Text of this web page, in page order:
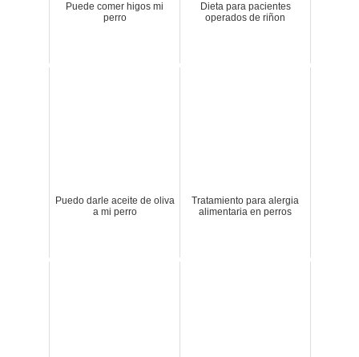
Puede comer higos mi
perro
Dieta para pacientes
operados de riñon
Puedo darle aceite de oliva
a mi perro
Tratamiento para alergia
alimentaria en perros